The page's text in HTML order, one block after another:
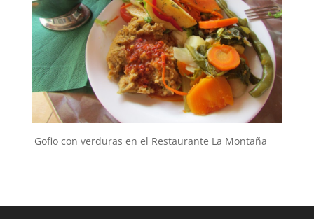
Gofio con verduras en el Restaurante La Montaña